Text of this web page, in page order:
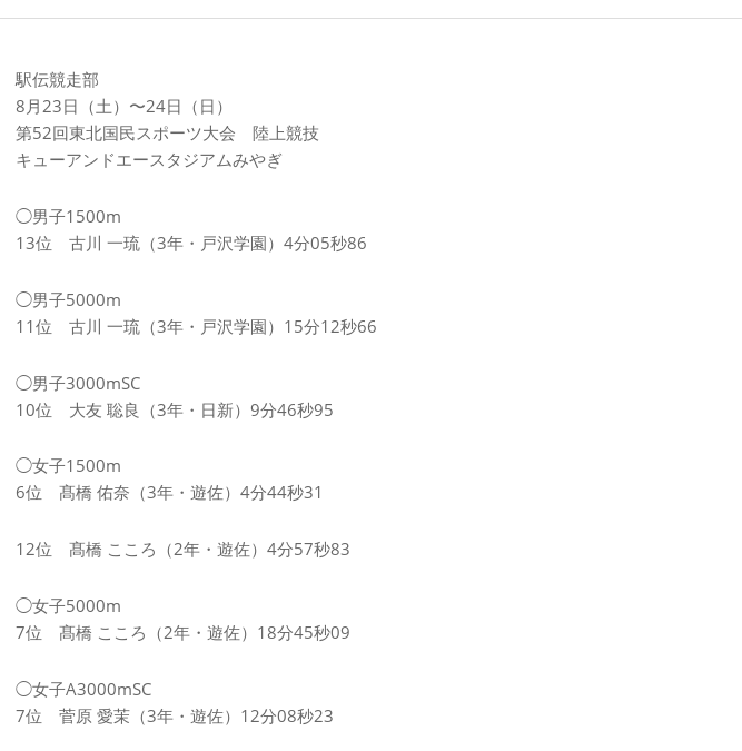
駅伝競走部
8月23日（土）〜24日（日）
第52回東北国民スポーツ大会 陸上競技
キューアンドエースタジアムみやぎ
◯男子1500m
13位 古川 一琉（3年・戸沢学園）4分05秒86
◯男子5000m
11位 古川 一琉（3年・戸沢学園）15分12秒66
◯男子3000mSC
10位 大友 聡良（3年・日新）9分46秒95
◯女子1500m
6位 髙橋 佑奈（3年・遊佐）4分44秒31
12位 髙橋 こころ（2年・遊佐）4分57秒83
◯女子5000m
7位 髙橋 こころ（2年・遊佐）18分45秒09
◯女子A3000mSC
7位 菅原 愛茉（3年・遊佐）12分08秒23